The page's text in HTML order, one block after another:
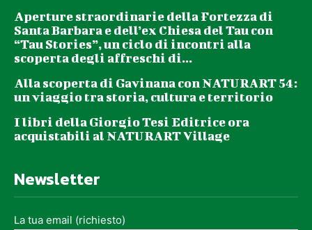
Aperture straordinarie della Fortezza di
Santa Barbara e dell’ex Chiesa del Tau con
“Tau Stories”, un ciclo di incontri alla
scoperta degli affreschi di...
Alla scoperta di Gavinana con NATURART 54:
un viaggio tra storia, cultura e territorio
I libri della Giorgio Tesi Editrice ora
acquistabili al NATURART Village
Newsletter
La tua email (richiesto)